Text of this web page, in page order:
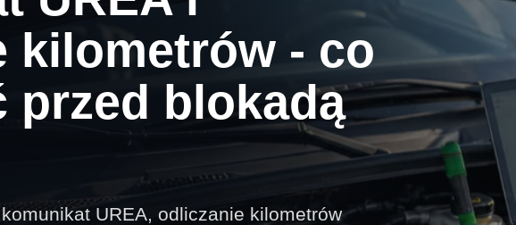
kilometrów - co
przed blokadą
UREA, odliczanie kilometrów